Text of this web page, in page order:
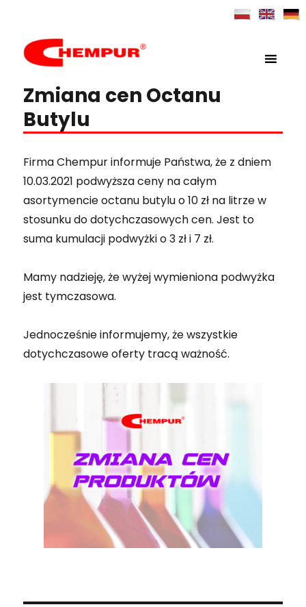
Chempur
Zmiana cen Octanu
Butylu
Firma Chempur informuje Państwa, że z dniem
10.03.2021 podwyższa ceny na całym
asortymencie octanu butylu o 10 zł na litrze w
stosunku do dotychczasowych cen. Jest to
suma kumulacji podwyżki o 3 zł i 7 zł.
Mamy nadzieję, że wyżej wymieniona podwyżka
jest tymczasowa.
Jednocześnie informujemy, że wszystkie
dotychczasowe oferty tracą ważność.